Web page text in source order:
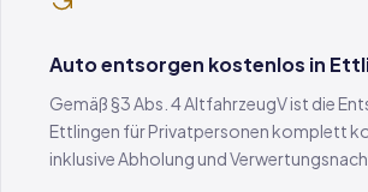
Auto entsorgen kostenlos in
Gemäß §3 Abs. 4 AltfahrzeugV ist die
Ettlingen für Privatpersonen komplett
inklusive Abholung und